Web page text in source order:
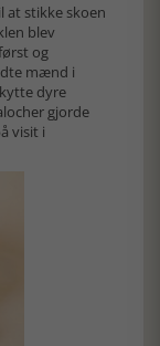
at stikke skoen
blev
og
mænd i
dyre
gjorde
visit i